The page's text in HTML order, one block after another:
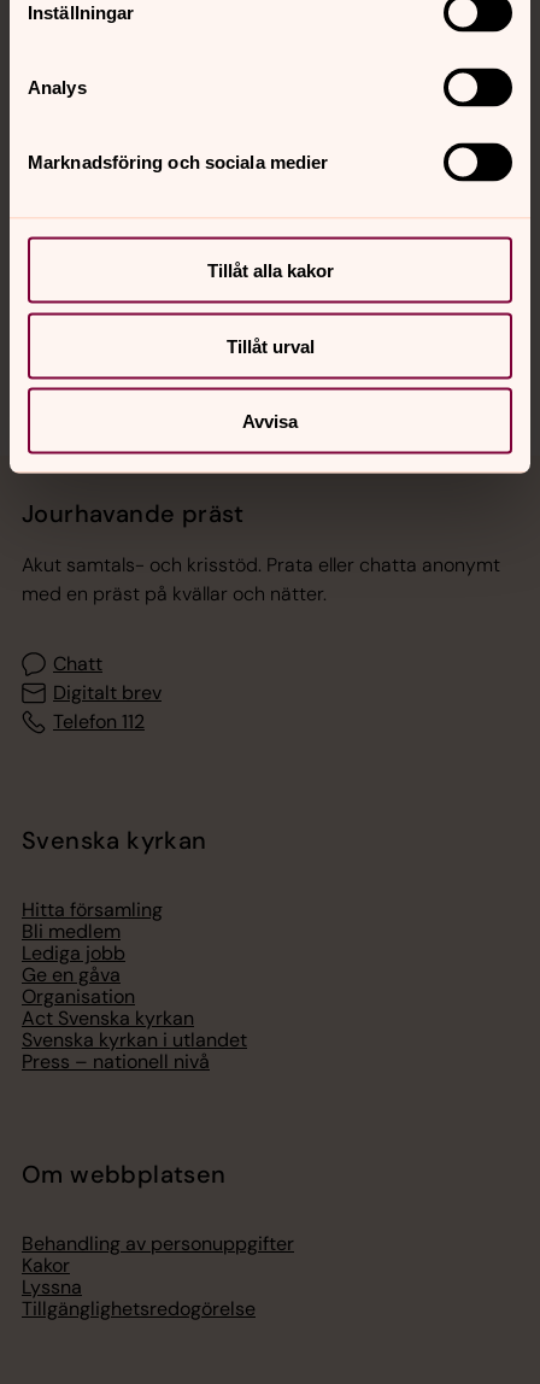
Inställningar
Analys
Marknadsföring och sociala medier
Tillåt alla kakor
Tillåt urval
Avvisa
Hitta snabbt
Sociala kanaler
Jourhavande präst
Akut samtals- och krisstöd. Prata eller chatta anonymt
med en präst på kvällar och nätter.
Chatt
Digitalt brev
Telefon 112
Svenska kyrkan
Hitta församling
Bli medlem
Lediga jobb
Ge en gåva
Organisation
Act Svenska kyrkan
Svenska kyrkan i utlandet
Press – nationell nivå
Om webbplatsen
Behandling av personuppgifter
Kakor
Lyssna
Tillgänglighetsredogörelse